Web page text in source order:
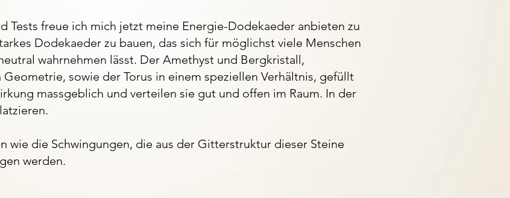
Tests freue ich mich jetzt meine Energie-Dodekaeder anbieten zu
Dodekaeder zu bauen, das sich für möglichst viele Menschen
wahrnehmen lässt. Der Amethyst und Bergkristall,
sowie der Torus in einem speziellen Verhältnis, gefüllt
massgeblich und verteilen sie gut und offen im Raum. In der
wie die Schwingungen, die aus der Gitterstruktur dieser Steine
werden.